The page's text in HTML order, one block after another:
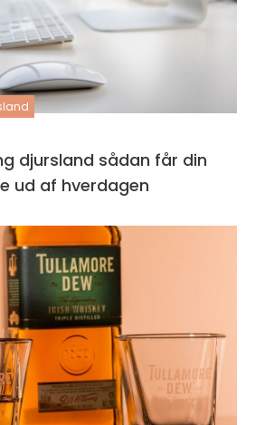
sådan får din
ud af hverdagen